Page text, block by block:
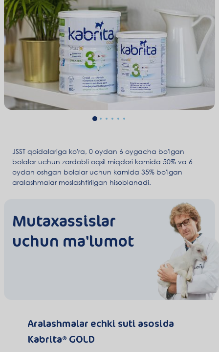
JSST qoidalariga ko'ra, 0 oydan 6 oygacha bo'lgan
bolalar uchun zardobli oqsil miqdori kamida 50% va 6
oydan oshgan bolalar uchun kamida 35% bo'lgan
aralashmalar moslashtirilgan hisoblanadi.
Mutaxassislar
uchun ma'lumot
Aralashmalar echki suti asosida
Kabrita® GOLD